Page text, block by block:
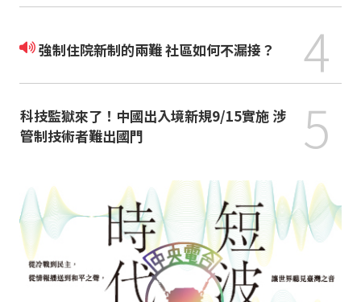
強制住院新制的兩難 社區如何不漏接？ 4
科技監獄來了！中國出入境新規9/15實施 涉
管制技術者難出國門
5